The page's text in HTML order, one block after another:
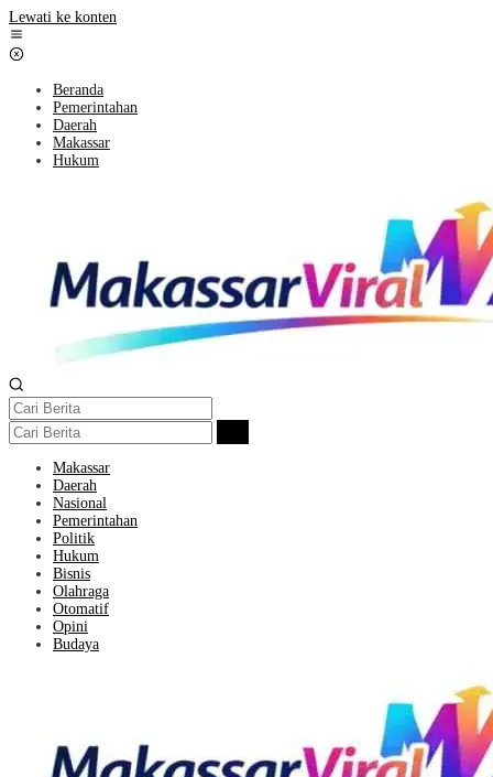
Lewati ke konten
Beranda
Pemerintahan
Daerah
Makassar
Hukum
Makassar
Daerah
Nasional
Pemerintahan
Politik
Hukum
Bisnis
Olahraga
Otomatif
Opini
Budaya